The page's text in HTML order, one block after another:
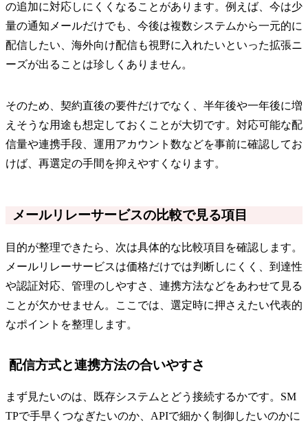
の追加に対応しにくくなることがあります。例えば、今は少
量の通知メールだけでも、今後は複数システムから一元的に
配信したい、海外向け配信も視野に入れたいといった拡張ニ
ーズが出ることは珍しくありません。
そのため、契約直後の要件だけでなく、半年後や一年後に増
えそうな用途も想定しておくことが大切です。対応可能な配
信量や連携手段、運用アカウント数などを事前に確認してお
けば、再選定の手間を抑えやすくなります。
メールリレーサービスの比較で見る項目
目的が整理できたら、次は具体的な比較項目を確認します。
メールリレーサービスは価格だけでは判断しにくく、到達性
や認証対応、管理のしやすさ、連携方法などをあわせて見る
ことが欠かせません。ここでは、選定時に押さえたい代表的
なポイントを整理します。
配信方式と連携方法の合いやすさ
まず見たいのは、既存システムとどう接続するかです。SM
TPで手早くつなぎたいのか、APIで細かく制御したいのかに